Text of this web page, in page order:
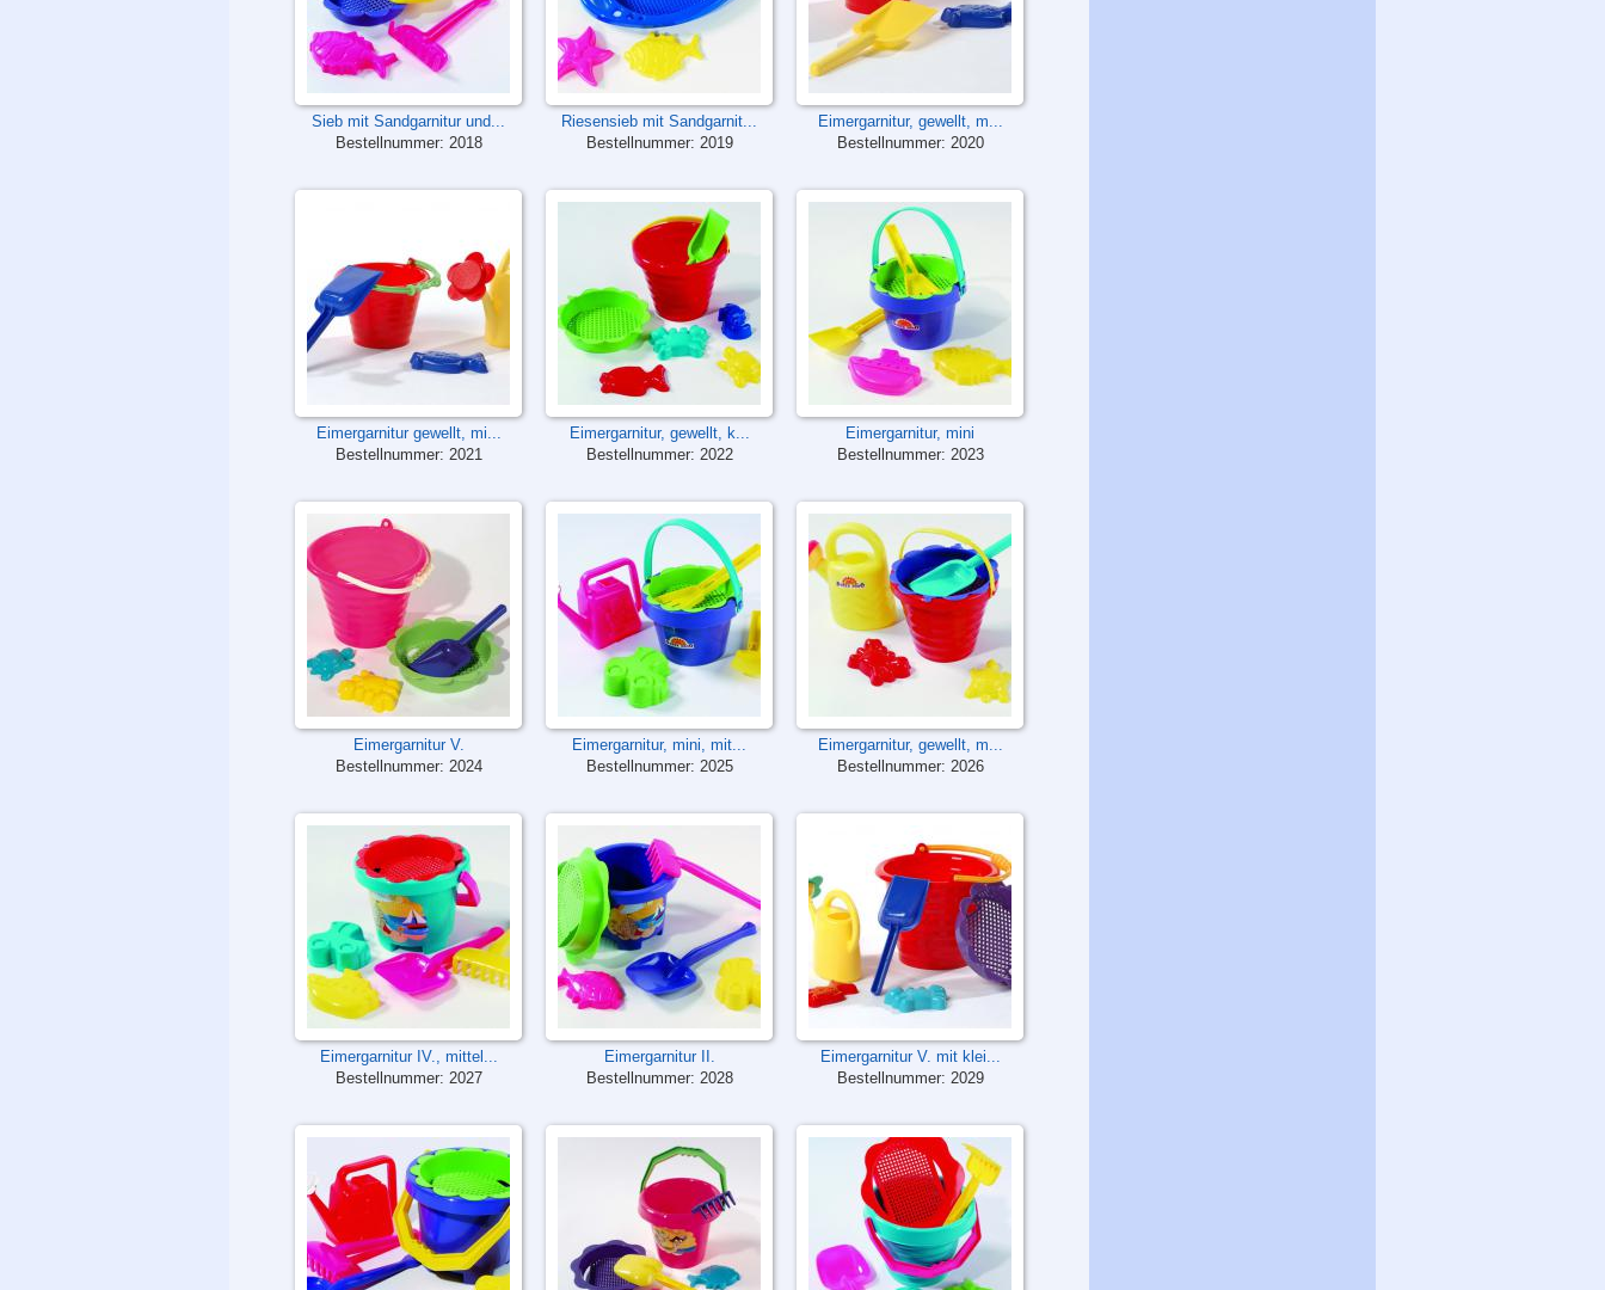
Sieb mit Sandgarnitur und...
Bestellnummer: 2018
Riesensieb mit Sandgarnit...
Bestellnummer: 2019
Eimergarnitur, gewellt, m...
Bestellnummer: 2020
Eimergarnitur gewellt, mi...
Bestellnummer: 2021
Eimergarnitur, gewellt, k...
Bestellnummer: 2022
Eimergarnitur, mini
Bestellnummer: 2023
Eimergarnitur V.
Bestellnummer: 2024
Eimergarnitur, mini, mit...
Bestellnummer: 2025
Eimergarnitur, gewellt, m...
Bestellnummer: 2026
Eimergarnitur IV., mittel...
Bestellnummer: 2027
Eimergarnitur II.
Bestellnummer: 2028
Eimergarnitur V. mit klei...
Bestellnummer: 2029